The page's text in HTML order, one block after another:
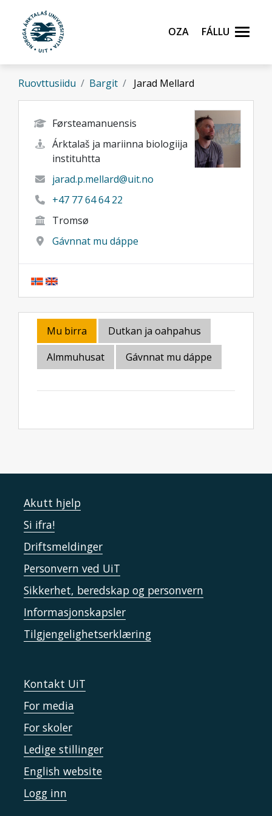
Gå til hovedinnhold
Oza
Fállu
Ruovttusiidu Bargit Jarad Mellard
Førsteamanuensis
Árktalaš ja mariinna biologiija
instituhtta
jarad.p.mellard@uit.no
+47 77 64 64 22
Tromsø
Gávnnat mu dáppe
Mu birra
Dutkan ja oahpahus
Almmuhusat
Gávnnat mu dáppe
Akutt hjelp
Si ifra!
Driftsmeldinger
Personvern ved UiT
Sikkerhet, beredskap og personvern
Informasjonskapsler
Tilgjengelighetserklæring
Kontakt UiT
For media
For skoler
Ledige stillinger
English website
Logg inn